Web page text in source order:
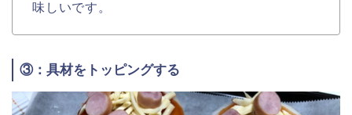
味しいです。
③：具材をトッピングする